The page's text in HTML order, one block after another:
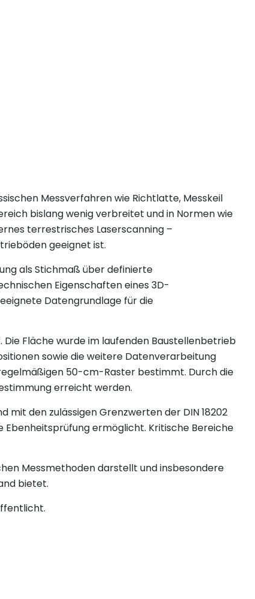
Messverfahren wie Richtlatte, Messkeil
bislang wenig verbreitet und in Normen wie
terrestrisches Laserscanning –
geeignet ist.
als Stichmaß über definierte
Eigenschaften eines 3D-
Datengrundlage für die
Fläche wurde im laufenden Baustellenbetrieb
sowie die weitere Datenverarbeitung
50-cm-Raster bestimmt. Durch die
erreicht werden.
den zulässigen Grenzwerten der DIN 18202
ermöglicht. Kritische Bereiche
Messmethoden darstellt und insbesondere
bietet.